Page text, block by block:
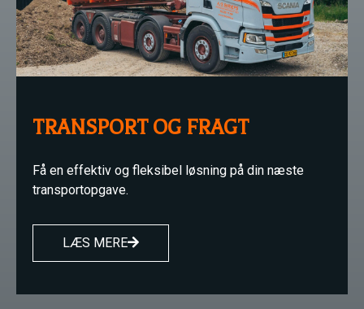
TRANSPORT OG FRAGT
Få en effektiv og fleksibel løsning på din næste
transportopgave.
LÆS MERE